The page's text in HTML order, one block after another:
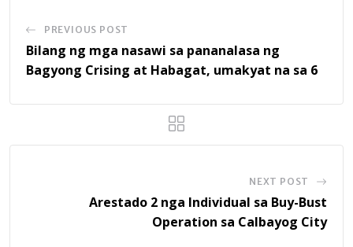
PREVIOUS POST
Bilang ng mga nasawi sa pananalasa ng
Bagyong Crising at Habagat, umakyat na sa 6
NEXT POST
Arestado 2 nga Individual sa Buy-Bust
Operation sa Calbayog City